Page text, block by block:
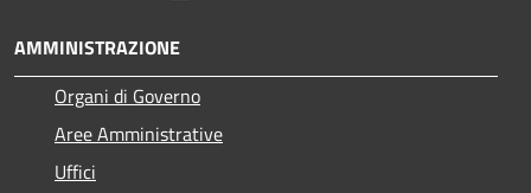
AMMINISTRAZIONE
Organi di Governo
Aree Amministrative
Uffici